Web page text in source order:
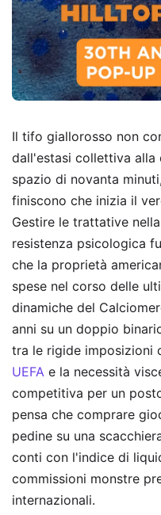
Il tifo giallorosso non
dall'estasi collettiva alla
spazio di novanta
finiscono che inizia il
Gestire le trattative
resistenza psicologica
che la proprietà
spese nel corso delle
dinamiche del
anni su un doppio
tra le rigide imposizioni
UEFA e la necessità
competitiva per un
pensa che comprare
pedine su una
conti con l'indice di
commissioni monstre
internazionali.